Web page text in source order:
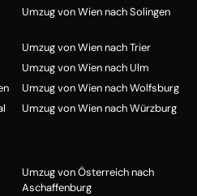
Umzug von Wien nach Solingen
Umzug von Wien nach Trier
Umzug von Wien nach Ulm
Umzug von Wien nach Wolfsburg
Umzug von Wien nach Würzburg
Umzug von Österreich nach
Aschaffenburg